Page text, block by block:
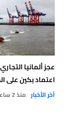
عجز ألمانيا
اعتماد بكين على
آخر الأخبار منذ 2 ساعة